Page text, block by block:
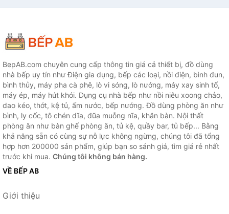
BepAB.com chuyên cung cấp thông tin giá cả thiết bị, đồ dùng
nhà bếp uy tín như Điện gia dụng, bếp các loại, nồi điện, bình đun,
bình thủy, máy pha cà phê, lò vi sóng, lò nướng, máy xay sinh tố,
máy ép, máy hút khói. Dụng cụ nhà bếp như nồi niêu xoong chảo,
dao kéo, thớt, kệ tủ, ấm nước, bếp nướng. Đồ dùng phòng ăn như
bình, ly cốc, tô chén dĩa, đũa muỗng nĩa, khăn bàn. Nội thất
phòng ăn như bàn ghế phòng ăn, tủ kệ, quầy bar, tủ bếp... Bằng
khả năng sẵn có cùng sự nỗ lực không ngừng, chúng tôi đã tổng
hợp hơn 200000 sản phẩm, giúp bạn so sánh giá, tìm giá rẻ nhất
trước khi mua. Chúng tôi không bán hàng.
VỀ BẾP AB
Giới thiệu